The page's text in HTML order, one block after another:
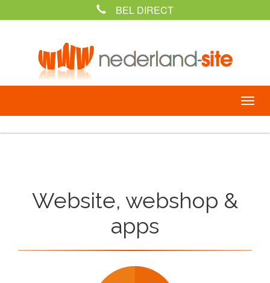
BEL DIRECT
Website, webshop &
apps